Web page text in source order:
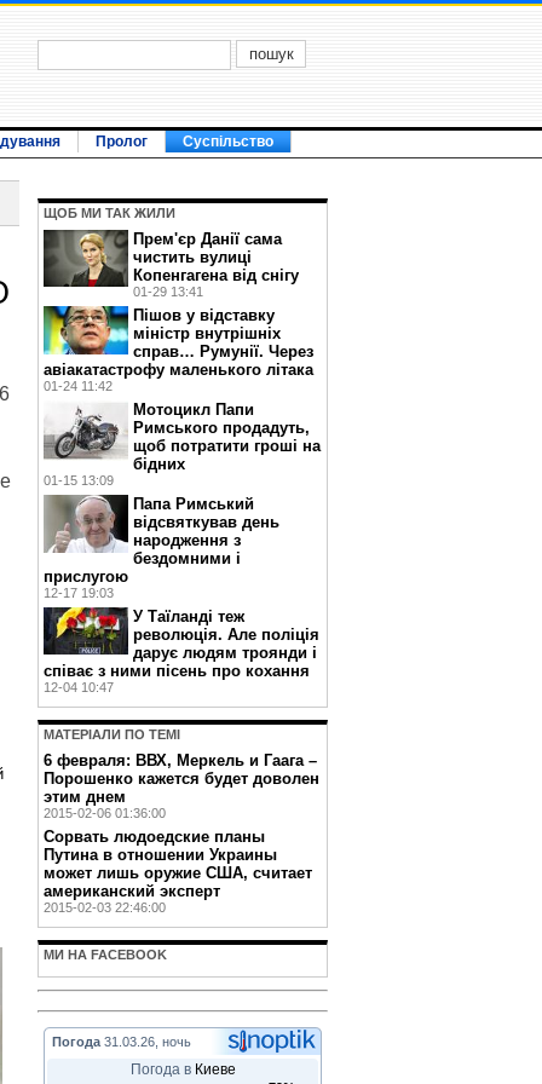
Пролог Суспільство
ЩОБ МИ ТАК ЖИЛИ
Прем'єр Данії сама
чистить вулиці
Копенгагена від снігу
01-29 13:41
Пішов у відставку
міністр внутрішніх
справ… Румунії. Через
авіакатастрофу маленького літака
01-24 11:42
Мотоцикл Папи
Римського продадуть,
щоб потратити гроші на
бідних
01-15 13:09
Папа Римський
відсвяткував день
народження з
бездомними і
прислугою
12-17 19:03
У Таїланді теж
революція. Але поліція
дарує людям троянди і
співає з ними пісень про кохання
12-04 10:47
МАТЕРIАЛИ ПО ТЕМI
6 февраля: ВВХ, Меркель и Гаага –
Порошенко кажется будет доволен
этим днем
2015-02-06 01:36:00
Сорвать людоедские планы
Путина в отношении Украины
может лишь оружие США, считает
американский эксперт
2015-02-03 22:46:00
МИ НА FACEBOOK
Погода 31.03.26, ночь
Погода в Киеве